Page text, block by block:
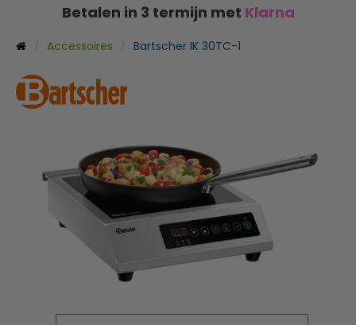
Betalen in 3 termijn met Klarna
Accessoires Bartscher IK 30TC-1